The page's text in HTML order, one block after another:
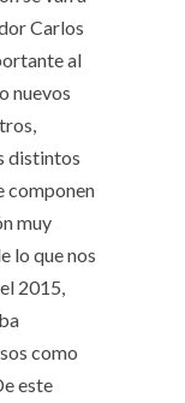
Carlos
al
nuevos
distintos
componen
muy
lo que nos
2015,
como
este